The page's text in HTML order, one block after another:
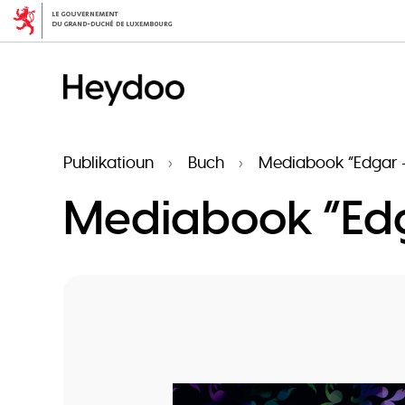
Publikatioun Buch Mediabook “Edgar
Mediabook